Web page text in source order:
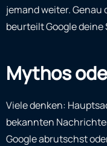
jemand weiter. Genau
beurteilt Google
Mythos
Viele denken:
bekannten
Google abrutschst